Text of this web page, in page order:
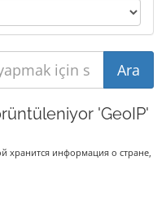
'GeoIP'
хранится информация о стране,